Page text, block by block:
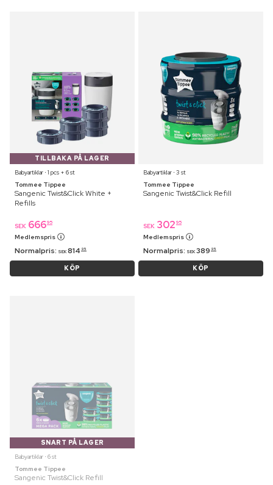
TILLBAKA PÅ LAGER
Babyartiklar ⋅ 1 pcs + 6 st
Tommee Tippee
Sangenic Twist&Click White +
Refills
SEK 66695
Medlemspris
Normalpris: SEK 814 95
KÖP
Babyartiklar ⋅ 3 st
Tommee Tippee
Sangenic Twist&Click Refill
SEK 302 95
Medlemspris
Normalpris: SEK 389 95
KÖP
SNART PÅ LAGER
Babyartiklar ⋅ 6 st
Tommee Tippee
Sangenic Twist&Click Refill